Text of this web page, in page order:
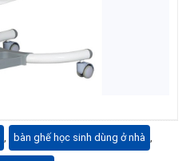
, bàn ghế học sinh dùng ở nhà ,